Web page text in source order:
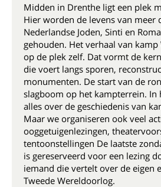
Midden in Drenthe ligt een plek
Hier worden de levens van meer
Nederlandse Joden, Sinti en
gehouden. Het verhaal van
op de plek zelf. Dat vormt de
die voert langs sporen,
monumenten. De start van de
slagboom op het kampterrein. In
alles over de geschiedenis van
Maar we organiseren ook veel
ooggetuigenlezingen,
tentoonstellingen De laatste
is gereserveerd voor een lezing
iemand die vertelt over de eigen
Tweede Wereldoorlog.